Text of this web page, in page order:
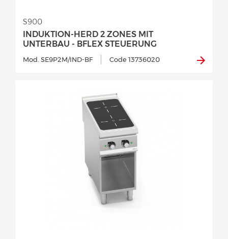
INDUKTION-HERD 2 ZONES MIT
UNTERBAU - BFLEX STEUERUNG
S900
Mod. SE9P2M/IND-BF Code 13736020